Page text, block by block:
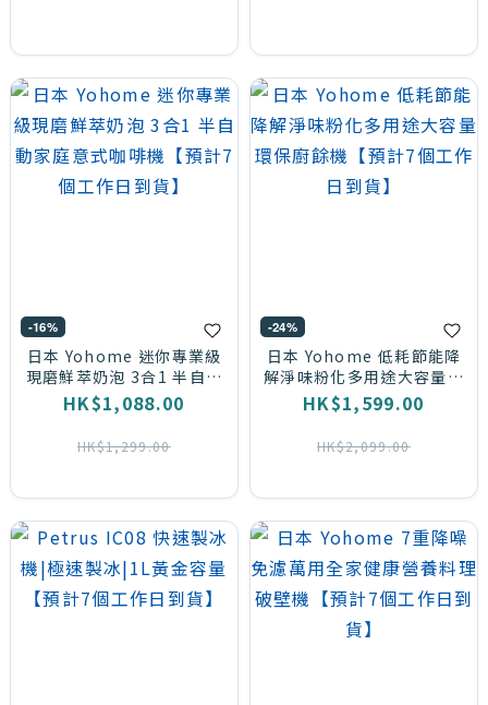
-16%
日本 Yohome 迷你專業級
現磨鮮萃奶泡 3合1 半自動
家庭意式咖啡機【預計7個
工作日到貨】
HK$1,088.00
HK$1,299.00
-24%
日本 Yohome 低耗節能降
解淨味粉化多用途大容量環
保廚餘機【預計7個工作日
到貨】
HK$1,599.00
HK$2,099.00